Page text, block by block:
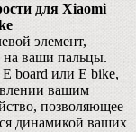
для Xiaomi
элемент,
ваши пальцы.
board или E bike,
вашим
позволяющее
динамикой ваших